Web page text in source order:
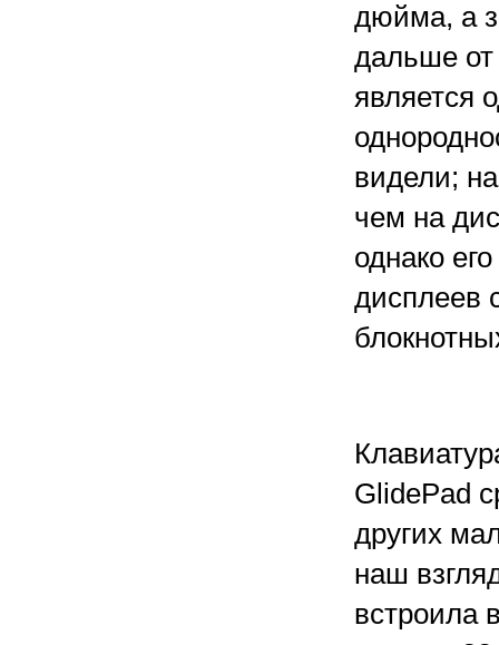
дюйма, а
дальше от
является
видели;
чем на
однако
дисплеев
GlidePad
других
наш
встроила